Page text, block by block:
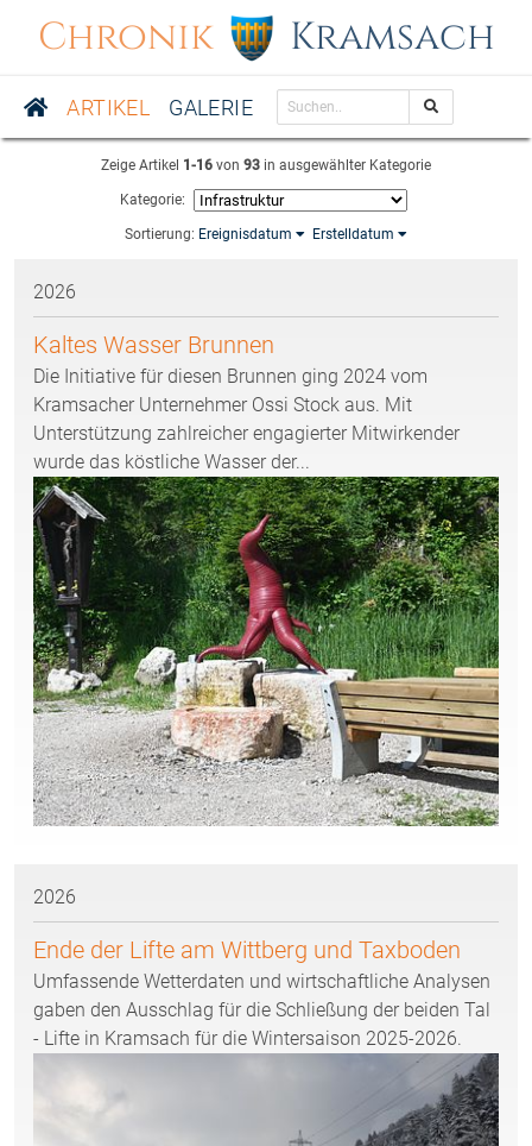
Chronik Kramsach
ARTIKEL GALERIE
Zeige Artikel 1-16 von 93 in ausgewählter Kategorie
Kategorie:
Sortierung: Ereignisdatum Erstelldatum
2026
Kaltes Wasser Brunnen
Die Initiative für diesen Brunnen ging 2024 vom
Kramsacher Unternehmer Ossi Stock aus. Mit
Unterstützung zahlreicher engagierter Mitwirkender
wurde das köstliche Wasser der...
2026
Ende der Lifte am Wittberg und Taxboden
Umfassende Wetterdaten und wirtschaftliche Analysen
gaben den Ausschlag für die Schließung der beiden Tal
- Lifte in Kramsach für die Wintersaison 2025-2026.